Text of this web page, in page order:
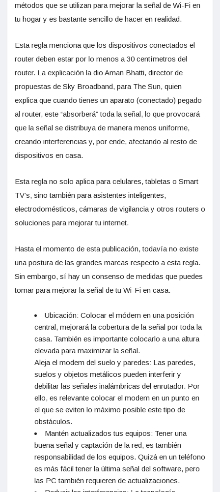
métodos que se utilizan para mejorar la señal de Wi-Fi en
tu hogar y es bastante sencillo de hacer en realidad.
Esta regla menciona que los dispositivos conectados el
router deben estar por lo menos a 30 centímetros del
router. La explicación la dio Aman Bhatti, director de
propuestas de Sky Broadband, para The Sun, quien
explica que cuando tienes un aparato (conectado) pegado
al router, este “absorberá” toda la señal, lo que provocará
que la señal se distribuya de manera menos uniforme,
creando interferencias y, por ende, afectando al resto de
dispositivos en casa.
Esta regla no solo aplica para celulares, tabletas o Smart
TV’s, sino también para asistentes inteligentes,
electrodomésticos, cámaras de vigilancia y otros routers o
soluciones para mejorar tu internet.
Hasta el momento de esta publicación, todavía no existe
una postura de las grandes marcas respecto a esta regla.
Sin embargo, sí hay un consenso de medidas que puedes
tomar para mejorar la señal de tu Wi-Fi en casa.
Ubicación: Colocar el módem en una posición
central, mejorará la cobertura de la señal por toda la
casa. También es importante colocarlo a una altura
elevada para maximizar la señal.
Aleja el modem del suelo y paredes: Las paredes,
suelos y objetos metálicos pueden interferir y
debilitar las señales inalámbricas del enrutador. Por
ello, es relevante colocar el modem en un punto en
el que se eviten lo máximo posible este tipo de
obstáculos.
Mantén actualizados tus equipos: Tener una
buena señal y captación de la red, es también
responsabilidad de los equipos. Quizá en un teléfono
es más fácil tener la última señal del software, pero
las PC también requieren de actualizaciones.